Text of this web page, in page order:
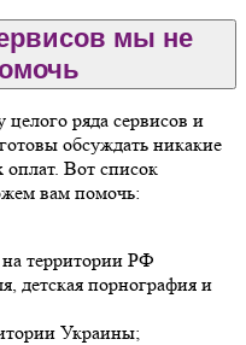
мы не
ряда сервисов и
обсуждать никакие
оплат. Вот список
вам помочь:
на территории РФ
детская порнография и
Украины;